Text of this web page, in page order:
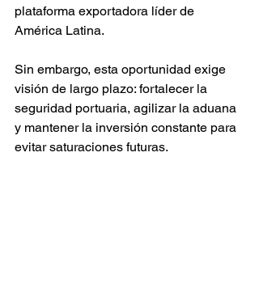
plataforma exportadora líder de
América Latina.
Sin embargo, esta oportunidad exige
visión de largo plazo: fortalecer la
seguridad portuaria, agilizar la aduana
y mantener la inversión constante para
evitar saturaciones futuras.